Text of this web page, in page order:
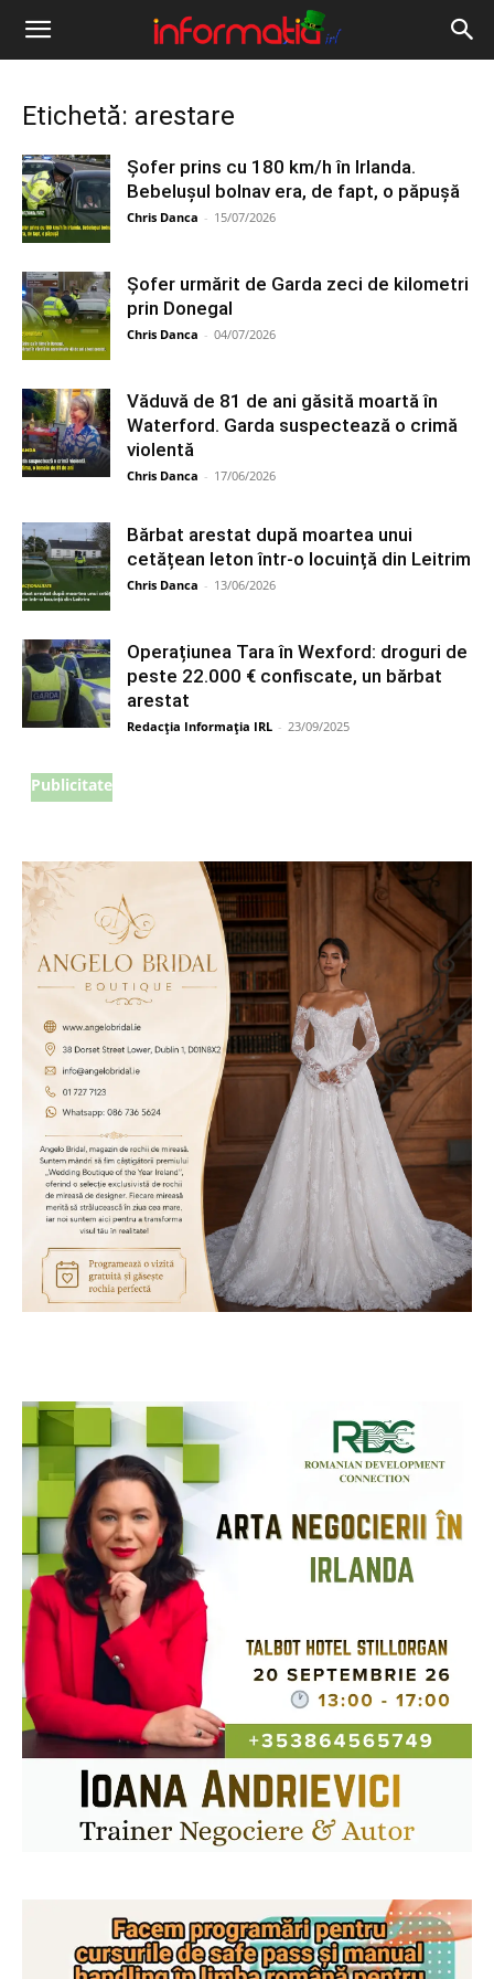
Informația
Etichetă: arestare
Șofer prins cu 180 km/h în Irlanda.
Bebelușul bolnav era, de fapt, o păpușă
Chris Danca - 15/07/2026
Șofer urmărit de Garda zeci de kilometri
prin Donegal
Chris Danca - 04/07/2026
Văduvă de 81 de ani găsită moartă în
Waterford. Garda suspectează o crimă
violentă
Chris Danca - 17/06/2026
Bărbat arestat după moartea unui
cetățean leton într-o locuință din Leitrim
Chris Danca - 13/06/2026
Operațiunea Tara în Wexford: droguri de
peste 22.000 € confiscate, un bărbat
arestat
Redacția Informația IRL - 23/09/2025
Publicitate